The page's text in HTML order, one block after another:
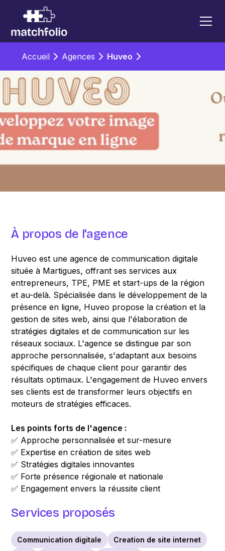
Accueil Agences Huveo
À propos de l'agence
Huveo est une agence de communication digitale
située à Martigues, offrant ses services aux
entrepreneurs, TPE, PME et start-ups de la région
et au-delà. Spécialisée dans le développement de la
présence en ligne, Huveo propose la création et la
gestion de sites web, ainsi que l'élaboration de
stratégies digitales et de communication sur les
réseaux sociaux. L'agence se distingue par son
approche personnalisée, s'adaptant aux besoins
spécifiques de chaque client pour garantir des
résultats optimaux. L'engagement de Huveo envers
ses clients est de transformer leurs objectifs en
moteurs de stratégies efficaces.
Les points forts de l'agence :
✅ Approche personnalisée et sur-mesure
✅ Expertise en création de sites web
✅ Stratégies digitales innovantes
✅ Forte présence régionale et nationale
✅ Engagement envers la réussite client
Services proposés
Communication digitale
Creation de site internet